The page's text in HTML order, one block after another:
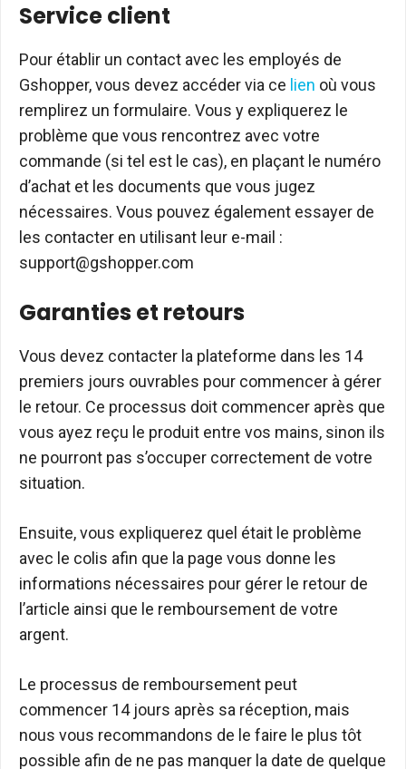
Service client
Pour établir un contact avec les employés de
Gshopper, vous devez accéder via ce lien où vous
remplirez un formulaire. Vous y expliquerez le
problème que vous rencontrez avec votre
commande (si tel est le cas), en plaçant le numéro
d’achat et les documents que vous jugez
nécessaires. Vous pouvez également essayer de
les contacter en utilisant leur e-mail :
support@gshopper.com
Garanties et retours
Vous devez contacter la plateforme dans les 14
premiers jours ouvrables pour commencer à gérer
le retour. Ce processus doit commencer après que
vous ayez reçu le produit entre vos mains, sinon ils
ne pourront pas s’occuper correctement de votre
situation.
Ensuite, vous expliquerez quel était le problème
avec le colis afin que la page vous donne les
informations nécessaires pour gérer le retour de
l’article ainsi que le remboursement de votre
argent.
Le processus de remboursement peut
commencer 14 jours après sa réception, mais
nous vous recommandons de le faire le plus tôt
possible afin de ne pas manquer la date de quelque